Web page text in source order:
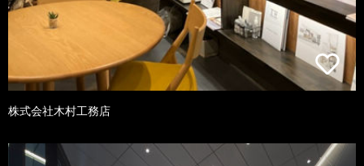
株式会社木村工務店